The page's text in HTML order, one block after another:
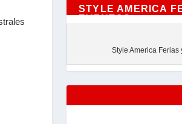
STYLE AMERICA
EVENTOS
Style America Ferias